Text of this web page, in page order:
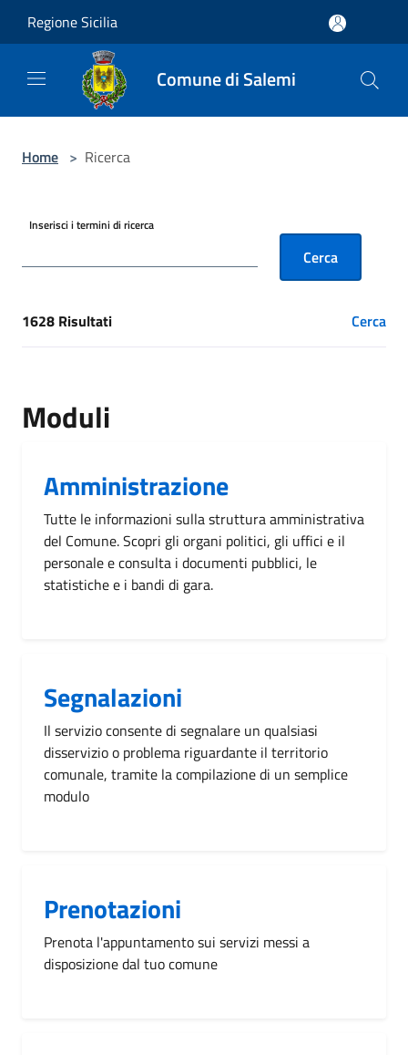
Regione Sicilia
Comune di Salemi
Home > Ricerca
Inserisci i termini di ricerca
Cerca
[results] Risultati
1628 Risultati Cerca
Moduli
Amministrazione
Tutte le informazioni sulla struttura amministrativa
del Comune. Scopri gli organi politici, gli uffici e il
personale e consulta i documenti pubblici, le
statistiche e i bandi di gara.
Segnalazioni
Il servizio consente di segnalare un qualsiasi
disservizio o problema riguardante il territorio
comunale, tramite la compilazione di un semplice
modulo
Prenotazioni
Prenota l'appuntamento sui servizi messi a
disposizione dal tuo comune